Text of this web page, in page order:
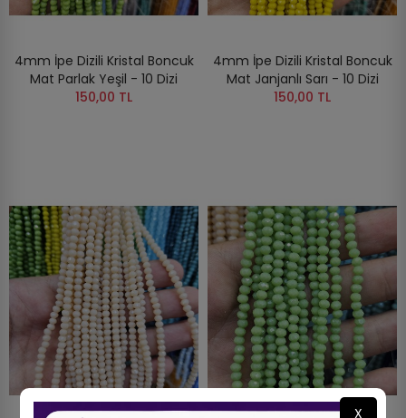
4mm İpe Dizili Kristal Boncuk
Mat Parlak Yeşil - 10 Dizi
150,00 TL
4mm İpe Dizili Kristal Boncuk
Mat Janjanlı Sarı - 10 Dizi
150,00 TL
X